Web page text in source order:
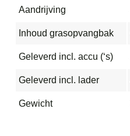
Aandrijving
Inhoud grasopvangbak
Geleverd incl. accu (‘s)
Geleverd incl. lader
Gewicht